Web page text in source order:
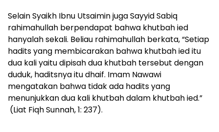
Selain Syaikh Ibnu Utsaimin juga Sayyid Sabiq
rahimahullah berpendapat bahwa khutbah ied
hanyalah sekali. Beliau rahimahullah berkata, “Setiap
hadits yang membicarakan bahwa khutbah ied itu
dua kali yaitu dipisah dua khutbah tersebut dengan
duduk, haditsnya itu dhaif. Imam Nawawi
mengatakan bahwa tidak ada hadits yang
menunjukkan dua kali khutbah dalam khutbah ied.”
(Liat Fiqh Sunnah, 1: 237).